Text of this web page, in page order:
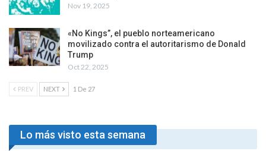
Nov 19, 2025
«No Kings”, el pueblo norteamericano
movilizado contra el autoritarismo de Donald
Trump
Oct 22, 2025
PREV NEXT 1 De 27
Lo más visto esta semana